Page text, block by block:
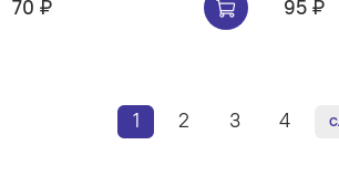
70 ₽ 95 ₽
1 2 3 4